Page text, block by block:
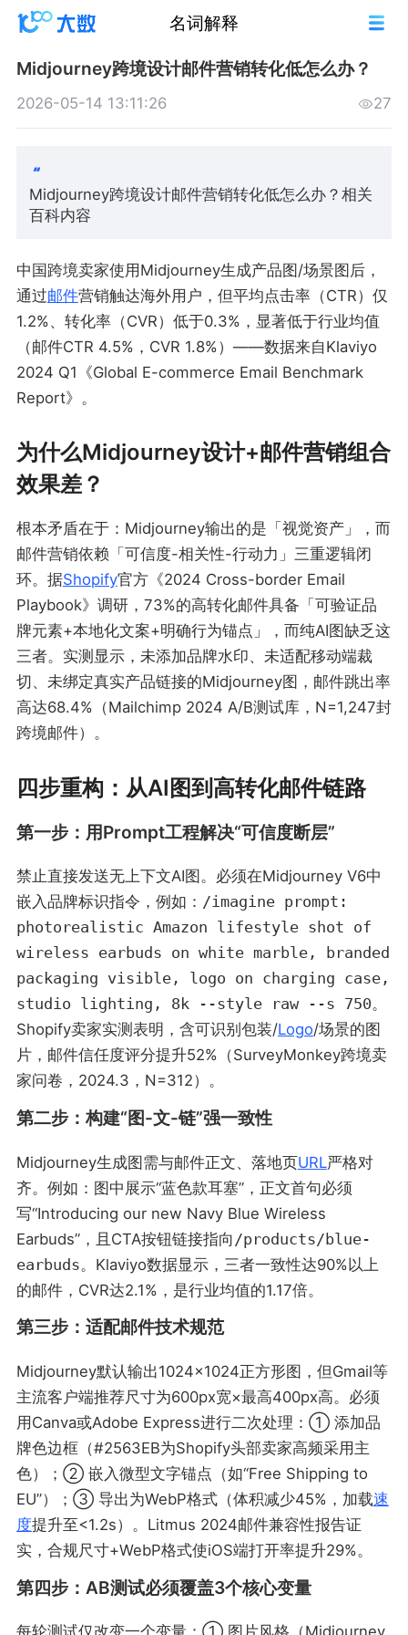
名词解释
Midjourney跨境设计邮件营销转化低怎么办？
2026-05-14 13:11:26 27
Midjourney跨境设计邮件营销转化低怎么办？相关
百科内容
中国跨境卖家使用Midjourney生成产品图/场景图后，
通过邮件营销触达海外用户，但平均点击率（CTR）仅
1.2%、转化率（CVR）低于0.3%，显著低于行业均值
（邮件CTR 4.5%，CVR 1.8%）——数据来自Klaviyo
2024 Q1《Global E-commerce Email Benchmark
Report》。
为什么Midjourney设计+邮件营销组合
效果差？
根本矛盾在于：Midjourney输出的是「视觉资产」，而
邮件营销依赖「可信度-相关性-行动力」三重逻辑闭
环。据Shopify官方《2024 Cross-border Email
Playbook》调研，73%的高转化邮件具备「可验证品
牌元素+本地化文案+明确行为锚点」，而纯AI图缺乏这
三者。实测显示，未添加品牌水印、未适配移动端裁
切、未绑定真实产品链接的Midjourney图，邮件跳出率
高达68.4%（Mailchimp 2024 A/B测试库，N=1,247封
跨境邮件）。
四步重构：从AI图到高转化邮件链路
第一步：用Prompt工程解决“可信度断层”
禁止直接发送无上下文AI图。必须在Midjourney V6中
嵌入品牌标识指令，例如： /imagine prompt:
photorealistic Amazon lifestyle shot of
wireless earbuds on white marble, branded
packaging visible, logo on charging case,
studio lighting, 8k --style raw --s 750。
Shopify卖家实测表明，含可识别包装/Logo/场景的图
片，邮件信任度评分提升52%（SurveyMonkey跨境卖
家问卷，2024.3，N=312）。
第二步：构建“图-文-链”强一致性
Midjourney生成图需与邮件正文、落地页URL严格对
齐。例如：图中展示“蓝色款耳塞”，正文首句必须
写“Introducing our new Navy Blue Wireless
Earbuds”，且CTA按钮链接指向 /products/blue-
earbuds。Klaviyo数据显示，三者一致性达90%以上
的邮件，CVR达2.1%，是行业均值的1.17倍。
第三步：适配邮件技术规范
Midjourney默认输出1024×1024正方形图，但Gmail等
主流客户端推荐尺寸为600px宽×最高400px高。必须
用Canva或Adobe Express进行二次处理：① 添加品
牌色边框（#2563EB为Shopify头部卖家高频采用主
色）；② 嵌入微型文字锚点（如“Free Shipping to
EU”）；③ 导出为WebP格式（体积减少45%，加载速
度提升至<1.2s）。Litmus 2024邮件兼容性报告证
实，合规尺寸+WebP格式使iOS端打开率提升29%。
第四步：AB测试必须覆盖3个核心变量
每轮测试仅改变一个变量：① 图片风格（Midjourney